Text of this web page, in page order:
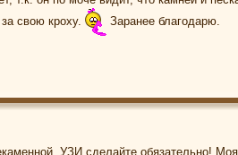
за свою кроху.
Заранее благодарю.
УЗИ сделайте обязательно!